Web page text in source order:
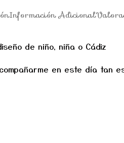
Información Adicional
de niño, niña o Cádiz
en este día tan